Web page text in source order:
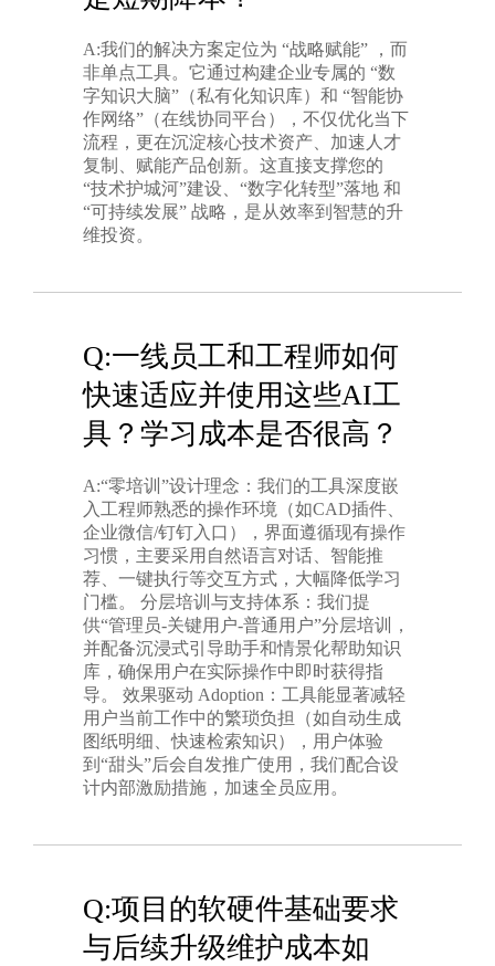
A:我们的解决方案定位为 “战略赋能” ，而
非单点工具。它通过构建企业专属的 “数
字知识大脑”（私有化知识库）和 “智能协
作网络”（在线协同平台），不仅优化当下
流程，更在沉淀核心技术资产、加速人才
复制、赋能产品创新。这直接支撑您的
“技术护城河”建设、“数字化转型”落地 和
“可持续发展” 战略，是从效率到智慧的升
维投资。
Q:一线员工和工程师如何
快速适应并使用这些AI工
具？学习成本是否很高？
A:“零培训”设计理念：我们的工具深度嵌
入工程师熟悉的操作环境（如CAD插件、
企业微信/钉钉入口），界面遵循现有操作
习惯，主要采用自然语言对话、智能推
荐、一键执行等交互方式，大幅降低学习
门槛。 分层培训与支持体系：我们提
供“管理员-关键用户-普通用户”分层培训，
并配备沉浸式引导助手和情景化帮助知识
库，确保用户在实际操作中即时获得指
导。 效果驱动 Adoption：工具能显著减轻
用户当前工作中的繁琐负担（如自动生成
图纸明细、快速检索知识），用户体验
到“甜头”后会自发推广使用，我们配合设
计内部激励措施，加速全员应用。
Q:项目的软硬件基础要求
与后续升级维护成本如